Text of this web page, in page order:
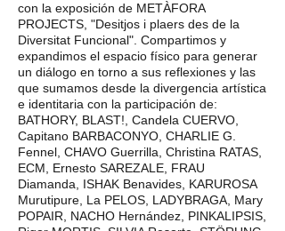
con la exposición de METÀFORA
PROJECTS, "Desitjos i plaers des de la
Diversitat Funcional". Compartimos y
expandimos el espacio físico para generar
un diálogo en torno a sus reflexiones y las
que sumamos desde la divergencia artística
e identitaria con la participación de:
BATHORY, BLAST!, Candela CUERVO,
Capitano BARBACONYO, CHARLIE G.
Fennel, CHAVO Guerrilla, Christina RATAS,
ECM, Ernesto SAREZALE, FRAU
Diamanda, ISHAK Benavides, KARUROSA
Murutipure, La PELOS, LADYBRAGA, Mary
POPAIR, NACHO Hernández, PINKALIPSIS,